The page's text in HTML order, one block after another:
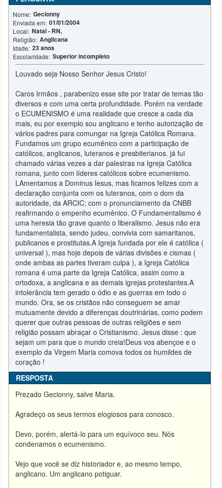
Nome: Gecionny
Enviada em: 01/01/2004
Local: Natal - RN,
Religião: Anglicana
Idade: 23 anos
Escolaridade: Superior incompleto
Louvado seja Nosso Senhor Jesus Cristo!
Caros Irmãos , parabenizo esse site por tratar de temas tão
diversos e com uma certa profundidade. Porém na verdade
o ECUMENISMO é uma realidade que cresce a cada dia
mais, eu por exemplo sou anglicano e tenho autorização de
vários padres para comungar na Igreja Católica Romana.
Fundamos um grupo ecumênico com a participação de
católicos, anglicanos, luteranos e presbiterianos. já fui
chamado várias vezes a dar palestras na Igreja Católica
romana, junto com líderes católicos sobre ecumenismo.
LAmentamos a Dominus Iesus, mas ficamos felizes com a
declaração conjunta com os luteranos, com o dom da
autoridade, da ARCIC; com o pronunciamento da CNBB
reafirmando o empenho ecumênico. O Fundamentalismo é
uma heresia tão grave quanto o liberalismo. Jesus não era
fundamentalista, sendo judeu, convivia com samaritanos,
publicanos e prostitutas.A Igreja fundada por ele é católica (
universal ), mas hoje depois de várias divisões e cismas (
onde ambas as partes tiveram culpa ), a Igreja Católica
romana é uma parte da Igreja Católica, assim como a
ortodoxa, a anglicana e as demais igrejas protestantes.A
intolerância tem gerado o ódio e as guerras em todo o
mundo. Ora, se os cristãos não conseguem se amar
mutuamente devido a diferenças doutrinárias, como podem
querer que outras pessoas de outras religiões e sem
religião possam abraçar o Cristianismo. Jesus disse : que
sejam um para que o mundo creia!Deus vos abençoe e o
exemplo da Virgem Maria comova todos os humildes de
coração !
RESPOSTA
Prezado Gecionny, salve Maria.
Agradeço os seus termos elogiosos para conosco.
Devo, porém, alertá-lo para um equívoco seu. Nós
condenamos o ecumenismo.
Vejo que você se diz historiador e, ao mesmo tempo,
anglicano. Um anglicano potiguar.